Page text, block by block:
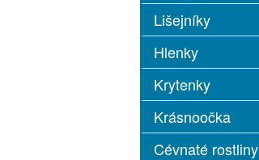
Lišejníky
Hlenky
Krytenky
Krásnoočka
Cévnaté rostliny